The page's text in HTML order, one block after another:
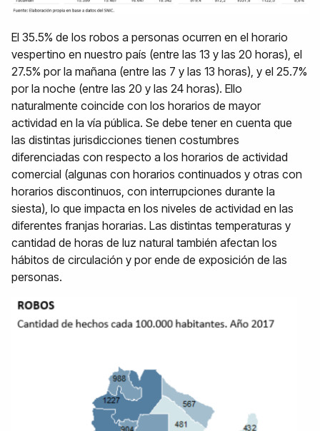
El 35.5% de los robos a personas ocurren en el horario
vespertino en nuestro país (entre las 13 y las 20 horas), el
27.5% por la mañana (entre las 7 y las 13 horas), y el 25.7%
por la noche (entre las 20 y las 24 horas). Ello
naturalmente coincide con los horarios de mayor
actividad en la vía pública. Se debe tener en cuenta que
las distintas jurisdicciones tienen costumbres
diferenciadas con respecto a los horarios de actividad
comercial (algunas con horarios continuados y otras con
horarios discontinuos, con interrupciones durante la
siesta), lo que impacta en los niveles de actividad en las
diferentes franjas horarias. Las distintas temperaturas y
cantidad de horas de luz natural también afectan los
hábitos de circulación y por ende de exposición de las
personas.